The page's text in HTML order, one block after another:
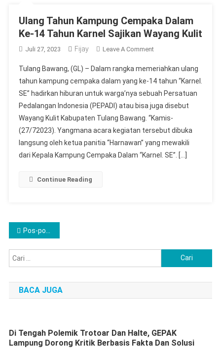
Ulang Tahun Kampung Cempaka Dalam
Ke-14 Tahun Karnel Sajikan Wayang Kulit
Juli 27, 2023 Fijay Leave A CommentOn
Tahun
Kampung
Cempaka
Dalam
Ke-
14
Karnel
Tulang Bawang, (GL) – Dalam rangka memeriahkan ulang
tahun kampung cempaka dalam yang ke-14 tahun “Karnel.
SE” hadirkan hiburan untuk warga’nya sebuah Persatuan
Pedalangan Indonesia (PEPADI) atau bisa juga disebut
Wayang Kulit Kabupaten Tulang Bawang. “Kamis-
(27/72023). Yangmana acara kegiatan tersebut dibuka
langsung oleh ketua panitia “Harnawan” yang mewakili
dari Kepala Kampung Cempaka Dalam “Karnel. SE”. […]
Continue Reading
Navigasi
pos
Pos-pos lama
untuk:
BACA JUGA
Di Tengah Polemik Trotoar Dan Halte, GEPAK
Lampung Dorong Kritik Berbasis Fakta Dan Solusi